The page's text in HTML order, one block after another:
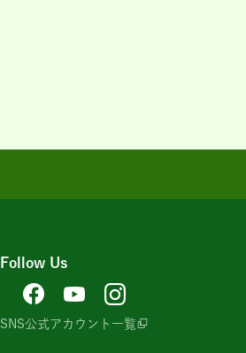
Follow Us
SNS公式アカウント一覧